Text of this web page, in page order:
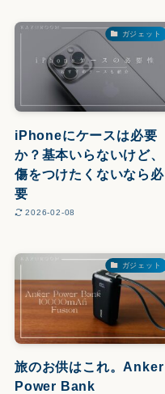
ガジェット
iPhoneにケースは必要
か？基本いらないけど、
傷をつけたくないなら必
要
2026-02-08
ガジェット
旅のお供はこれ。Anker
Power Bank